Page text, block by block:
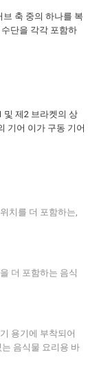
축 중의 하나를 복
단을 각각 포함하
및 제2 브라켓의 상
기어 이가 구동 기어
치를 더 포함하는,
더 포함하는 음식
용기에 부착되어
음식물 요리용 바